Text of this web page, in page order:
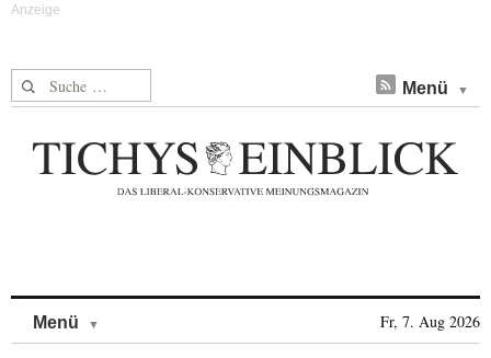
Suche nach: Menü
Menü Fr, 7. Aug 2026